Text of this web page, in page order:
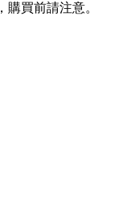
買前請注意。